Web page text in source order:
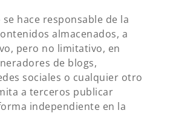
hace responsable de la
almacenados, a
pero no limitativo, en
de blogs,
sociales o cualquier otro
a terceros publicar
independiente en la